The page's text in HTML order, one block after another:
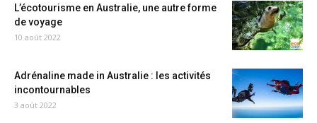
L’écotourisme en Australie, une autre forme
de voyage
10 août 2022
Adrénaline made in Australie : les activités
incontournables
3 août 2022